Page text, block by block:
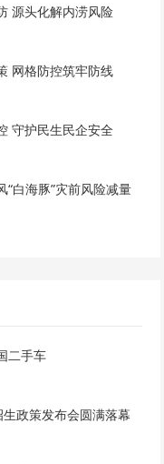
源头化解内涝风险
网格防控筑牢防线
守护民生民企安全
白海豚”灾前风险减量
二手车
政策发布会圆满落幕